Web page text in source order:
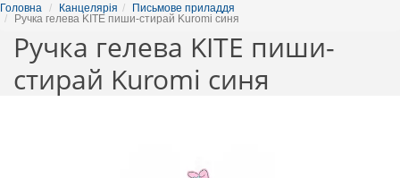
Головна Канцелярія
Письмове приладдя
Ручка гелева KITE пиши-стирай Kuromi синя
Ручка гелева KITE пиши-
стирай Kuromi синя